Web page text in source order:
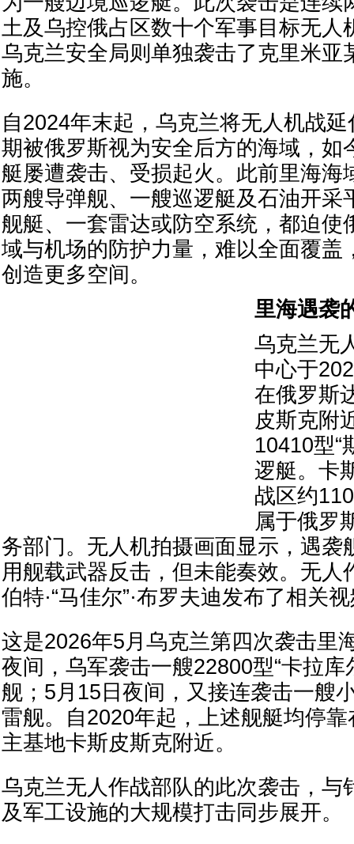
土及乌控俄占区数十个军事目标无人
乌克兰安全局则单独袭击了克里米亚
施。
自2024年末起，乌克兰将无人机战
期被俄罗斯视为安全后方的海域，如
艇屡遭袭击、受损起火。此前里海海
两艘导弹舰、一艘巡逻艇及石油开采
舰艇、一套雷达或防空系统，都迫使
域与机场的防护力量，难以全面覆盖
创造更多空间。
里海遇袭
乌克兰无
中心于
在俄罗斯
皮斯克附
10410型“
逻艇。卡
战区约
属于俄罗
务部门。无人机拍摄画面显示，遇袭
用舰载武器反击，但未能奏效。无人
伯特·“马佳尔”·布罗夫迪发布了相关
这是2026年5月乌克兰第四次袭击里
夜间，乌军袭击一艘22800型“卡拉库
舰；5月15日夜间，又接连袭击一艘
雷舰。自2020年起，上述舰艇均停
主基地卡斯皮斯克附近。
乌克兰无人作战部队的此次袭击，与
及军工设施的大规模打击同步展开。